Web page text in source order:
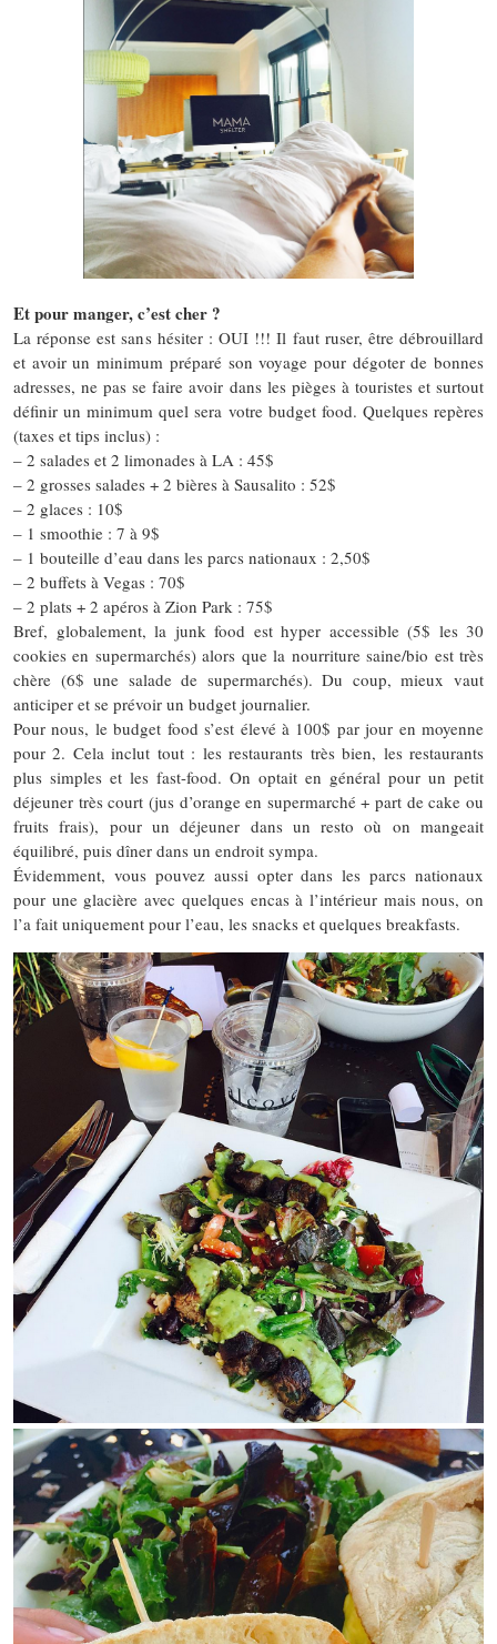
Et pour manger, c’est cher ?
La réponse est sans hésiter : OUI !!! Il faut ruser, être débrouillard
et avoir un minimum préparé son voyage pour dégoter de bonnes
adresses, ne pas se faire avoir dans les pièges à touristes et surtout
définir un minimum quel sera votre budget food. Quelques repères
(taxes et tips inclus) :
– 2 salades et 2 limonades à LA : 45$
– 2 grosses salades + 2 bières à Sausalito : 52$
– 2 glaces : 10$
– 1 smoothie : 7 à 9$
– 1 bouteille d’eau dans les parcs nationaux : 2,50$
– 2 buffets à Vegas : 70$
– 2 plats + 2 apéros à Zion Park : 75$
Bref, globalement, la junk food est hyper accessible (5$ les 30
cookies en supermarchés) alors que la nourriture saine/bio est très
chère (6$ une salade de supermarchés). Du coup, mieux vaut
anticiper et se prévoir un budget journalier.
Pour nous, le budget food s’est élevé à 100$ par jour en moyenne
pour 2. Cela inclut tout : les restaurants très bien, les restaurants
plus simples et les fast-food. On optait en général pour un petit
déjeuner très court (jus d’orange en supermarché + part de cake ou
fruits frais), pour un déjeuner dans un resto où on mangeait
équilibré, puis dîner dans un endroit sympa.
Évidemment, vous pouvez aussi opter dans les parcs nationaux
pour une glacière avec quelques encas à l’intérieur mais nous, on
l’a fait uniquement pour l’eau, les snacks et quelques breakfasts.